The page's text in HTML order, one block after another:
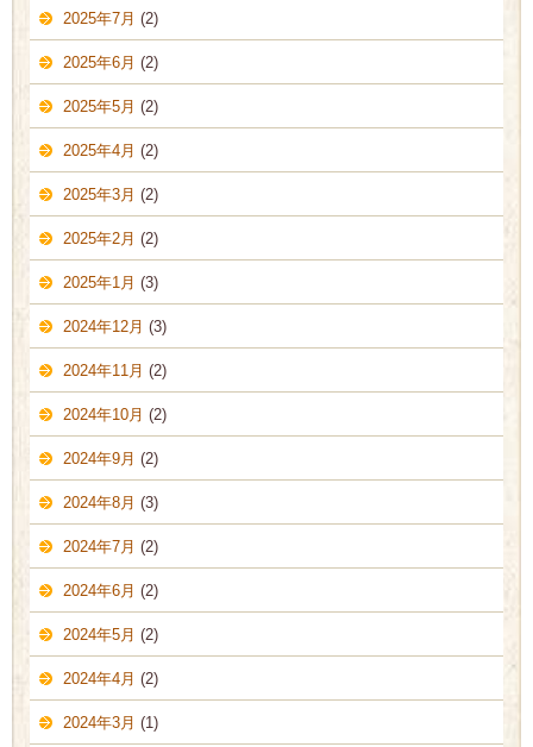
2025年7月 (2)
2025年6月 (2)
2025年5月 (2)
2025年4月 (2)
2025年3月 (2)
2025年2月 (2)
2025年1月 (3)
2024年12月 (3)
2024年11月 (2)
2024年10月 (2)
2024年9月 (2)
2024年8月 (3)
2024年7月 (2)
2024年6月 (2)
2024年5月 (2)
2024年4月 (2)
2024年3月 (1)